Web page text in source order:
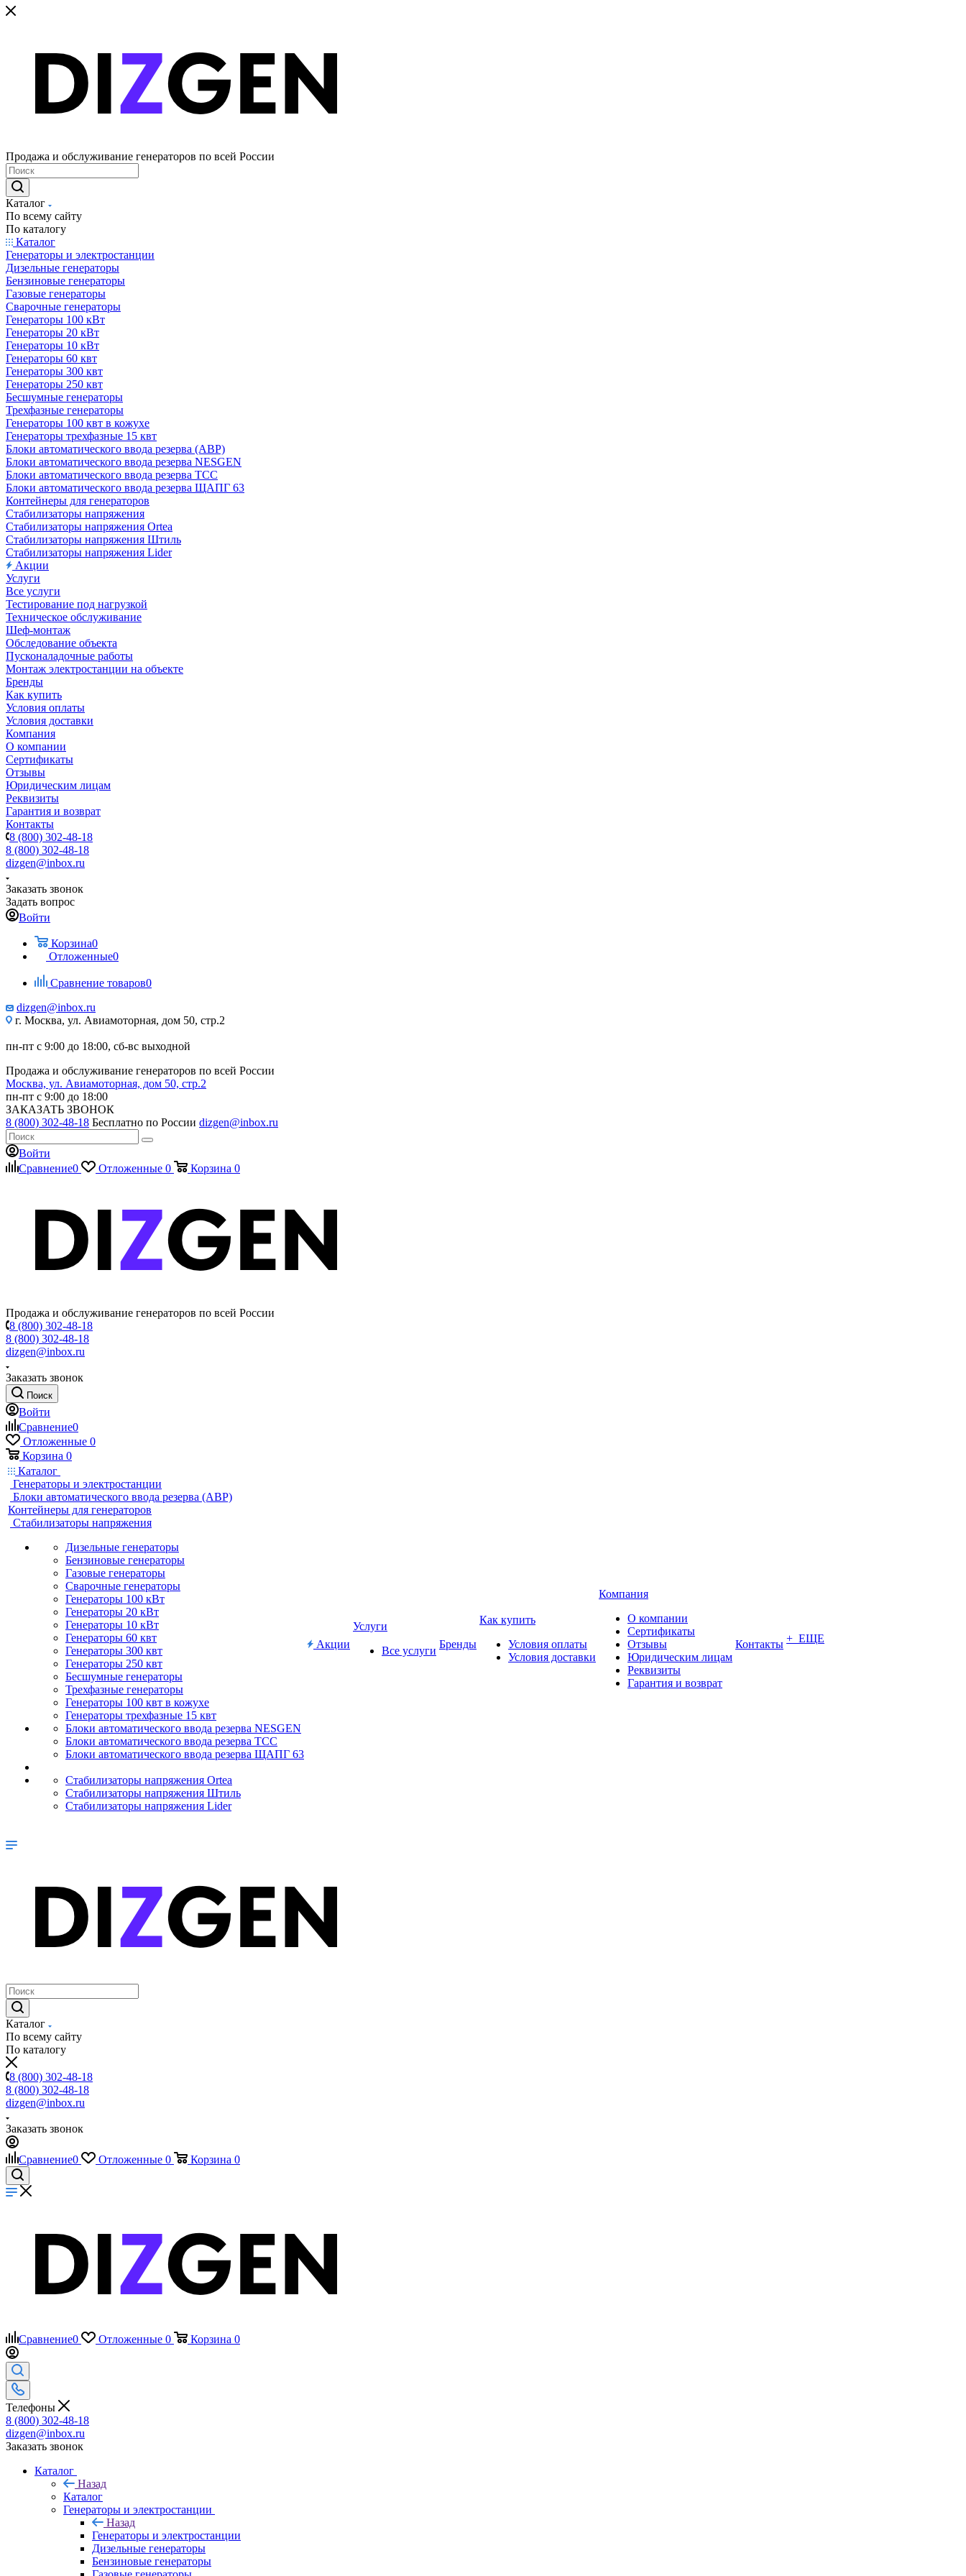
Продажа и обслуживание генераторов по всей России
Каталог
По всему сайту
По каталогу
Каталог
Генераторы и электростанции
Дизельные генераторы
Бензиновые генераторы
Газовые генераторы
Сварочные генераторы
Генераторы 100 кВт
Генераторы 20 кВт
Генераторы 10 кВт
Генераторы 60 квт
Генераторы 300 квт
Генераторы 250 квт
Бесшумные генераторы
Трехфазные генераторы
Генераторы 100 квт в кожухе
Генераторы трехфазные 15 квт
Блоки автоматического ввода резерва (АВР)
Блоки автоматического ввода резерва NESGEN
Блоки автоматического ввода резерва ТСС
Блоки автоматического ввода резерва ЩАПГ 63
Контейнеры для генераторов
Стабилизаторы напряжения
Стабилизаторы напряжения Ortea
Стабилизаторы напряжения Штиль
Стабилизаторы напряжения Lider
Акции
Услуги
Все услуги
Тестирование под нагрузкой
Техническое обслуживание
Шеф-монтаж
Обследование объекта
Пусконаладочные работы
Монтаж электростанции на объекте
Бренды
Как купить
Условия оплаты
Условия доставки
Компания
О компании
Сертификаты
Отзывы
Юридическим лицам
Реквизиты
Гарантия и возврат
Контакты
8 (800) 302-48-18
8 (800) 302-48-18
dizgen@inbox.ru
Заказать звонок
Задать вопрос
Войти
Корзина0
Отложенные0
Сравнение товаров0
dizgen@inbox.ru
г. Москва, ул. Авиамоторная, дом 50, стр.2
пн-пт с 9:00 до 18:00, сб-вс выходной
Продажа и обслуживание генераторов по всей России
Москва, ул. Авиамоторная, дом 50, стр.2
пн-пт с 9:00 до 18:00
ЗАКАЗАТЬ ЗВОНОК
8 (800) 302-48-18 Бесплатно по России dizgen@inbox.ru
Войти
Сравнение0 Отложенные 0 Корзина 0
Продажа и обслуживание генераторов по всей России
8 (800) 302-48-18
8 (800) 302-48-18
dizgen@inbox.ru
Заказать звонок
Поиск
Войти
Сравнение0
Отложенные 0
Корзина 0
Каталог
Генераторы и электростанции
Блоки автоматического ввода резерва (АВР)
Контейнеры для генераторов
Стабилизаторы напряжения
Дизельные генераторы
Бензиновые генераторы
Газовые генераторы
Сварочные генераторы
Генераторы 100 кВт
Генераторы 20 кВт
Генераторы 10 кВт
Генераторы 60 квт
Генераторы 300 квт
Генераторы 250 квт
Бесшумные генераторы
Трехфазные генераторы
Генераторы 100 квт в кожухе
Генераторы трехфазные 15 квт
Блоки автоматического ввода резерва NESGEN
Блоки автоматического ввода резерва ТСС
Блоки автоматического ввода резерва ЩАПГ 63
Стабилизаторы напряжения Ortea
Стабилизаторы напряжения Штиль
Стабилизаторы напряжения Lider
Акции
Услуги
Все услуги
Бренды
Как купить
Условия оплаты
Условия доставки
Компания
О компании
Сертификаты
Отзывы
Юридическим лицам
Реквизиты
Гарантия и возврат
Контакты + ЕЩЕ
Каталог
По всему сайту
По каталогу
8 (800) 302-48-18
8 (800) 302-48-18
dizgen@inbox.ru
Заказать звонок
Сравнение0 Отложенные 0 Корзина 0
Сравнение0 Отложенные 0 Корзина 0
Телефоны
8 (800) 302-48-18
dizgen@inbox.ru
Заказать звонок
Каталог
Назад
Каталог
Генераторы и электростанции
Назад
Генераторы и электростанции
Дизельные генераторы
Бензиновые генераторы